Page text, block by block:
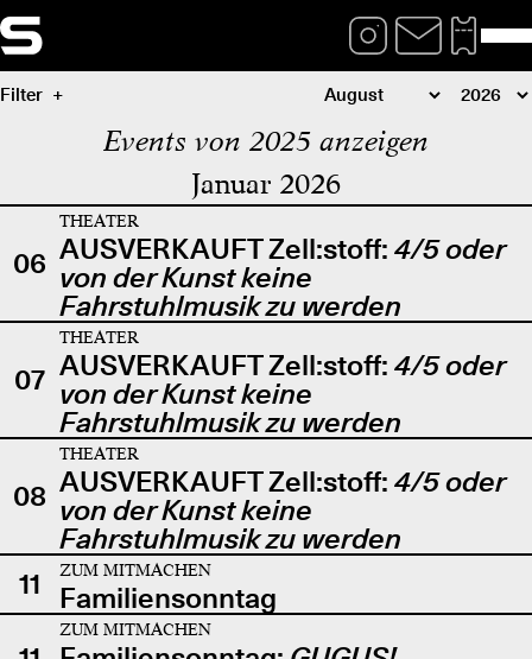
Filter
Events von 2025 anzeigen
Januar 2026
06
THEATER
AUSVERKAUFT Zell:stoff: 4/5 oder
von der Kunst keine
Fahrstuhlmusik zu werden
07
THEATER
AUSVERKAUFT Zell:stoff: 4/5 oder
von der Kunst keine
Fahrstuhlmusik zu werden
08
THEATER
AUSVERKAUFT Zell:stoff: 4/5 oder
von der Kunst keine
Fahrstuhlmusik zu werden
11
ZUM MITMACHEN
Familiensonntag
ZUM MITMACHEN